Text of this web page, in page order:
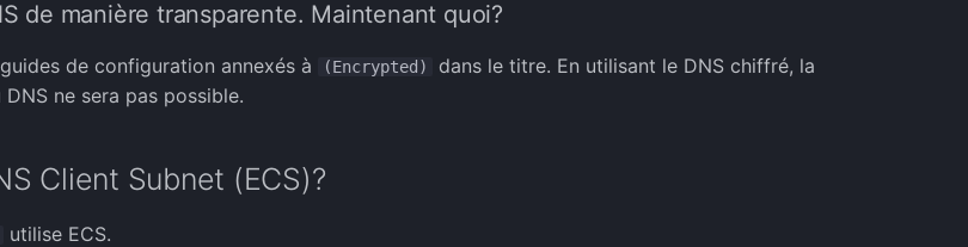
de manière transparente. Maintenant quoi?
de configuration annexés à (Encrypted)
dans le titre. En utilisant le DNS chiffré, la
ne sera pas possible.
Client Subnet (ECS)?
utilise ECS.